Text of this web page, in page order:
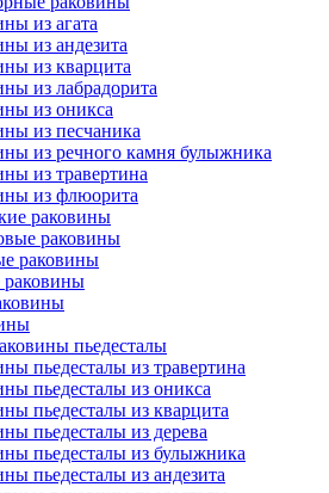
из агата
из андезита
из кварцита
из лабрадорита
из оникса
из песчаника
из речного камня булыжника
из травертина
из флюорита
раковины
раковины
раковины
пьедесталы
пьедесталы из травертина
пьедесталы из оникса
пьедесталы из кварцита
пьедесталы из дерева
пьедесталы из булыжника
пьедесталы из андезита